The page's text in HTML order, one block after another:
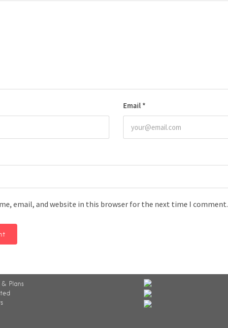
Email *
email, and website in this browser for the next time I comment.
Plans